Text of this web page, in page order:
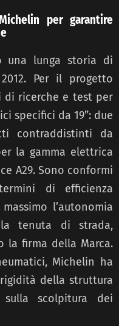
per garantire
una lunga storia di
Per il progetto
di ricerche e test per
specifici da 19”: due
contraddistinti da
la gamma elettrica
A29. Sono conformi
di efficienza
l’autonomia
tenuta di strada,
la firma della Marca.
Michelin ha
della struttura
scolpitura dei